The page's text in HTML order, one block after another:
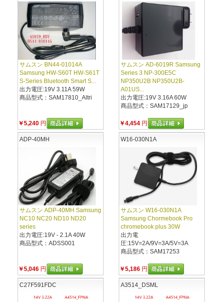
サムスン BN44-01014A
Samsung HW-S60T HW-S61T
S-Series Bluetooth Smart S...
出力電圧:19V 3.11A 59W
商品型式：SAM17810_Altri
￥5,240 円
サムスン AD-6019R Samsung
Series 3 NP-300E5C
NP350U2B NP350U2B-
A01US...
出力電圧:19V 3.16A 60W
商品型式：SAM17129_jp
￥4,454 円
ADP-40MH
サムスン ADP-40MH Samsung
NC10 NC20 ND10 ND20
series
出力電圧:19V - 2.1A 40W
商品型式：ADSS001
￥5,046 円
W16-030N1A
サムスン W16-030N1A
Samsung Chormebook Pro
chromebook plus 30W
出力電
圧:15V=2A/9V=3A/5V=3A
商品型式：SAM17253
￥5,186 円
C27F591FDC A3514_DSML